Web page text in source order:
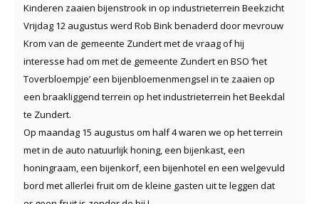
Kinderen zaaien bijenstrook in op industrieterrein Beekzicht
Vrijdag 12 augustus werd Rob Bink benaderd door mevrouw
Krom van de gemeente Zundertmet de vraag of hij
interesse had om met de gemeente Zundert en BSO ‘het
Toverbloempje’ een bijenbloemenmengsel in te zaaien op
een braakliggend terrein op het industrieterrein het Beekdal
te Zundert.
Op maandag 15 augustus om half 4 waren we op het terrein
met in de auto natuurlijk honing, een bijenkast, een
honingraam, een bijenkorf, een bijenhotel en een welgevuld
bord met allerlei fruit om de kleine gasten uit te leggen dat